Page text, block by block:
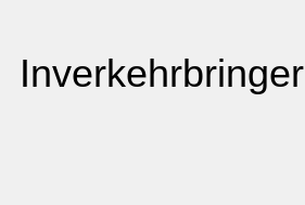
Inverkehrbringer